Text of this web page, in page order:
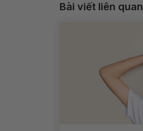
Bài viết liên quan